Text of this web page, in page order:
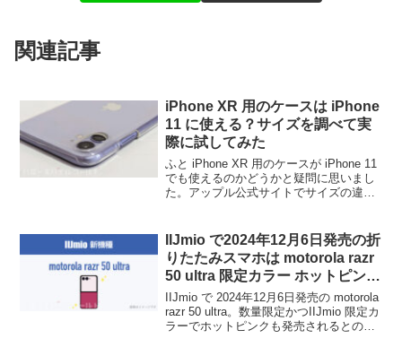
関連記事
iPhone XR 用のケースは iPhone
11 に使える？サイズを調べて実
際に試してみた
ふと iPhone XR 用のケースが iPhone 11
でも使えるのかどうかと疑問に思いまし
た。アップル公式サイトでサイズの違い
したので、その情報を共有します。
IIJmio で2024年12月6日発売の折
りたたみスマホは motorola razr
50 ultra 限定カラー ホットピン
ク！数量も限定で mio優待券対
象!!
IIJmio で 2024年12月6日発売の motorola
razr 50 ultra。数量限定かつIIJmio 限定カ
ラーでホットピンクも発売されるとのこ